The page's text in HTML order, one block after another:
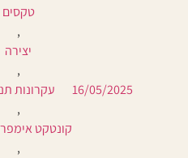
16/05/2025
טקסים
,
יצירה
,
עקרונות
,
קונטקט
,